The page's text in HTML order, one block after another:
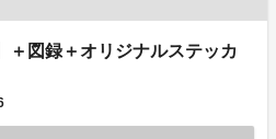
＋図録＋オリジナルステッカ